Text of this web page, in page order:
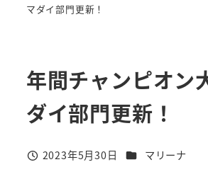
マダイ部門更新！
年間チャンピオン
ダイ部門更新！
投稿日
2023年5月30日 カテゴリー
マリーナ